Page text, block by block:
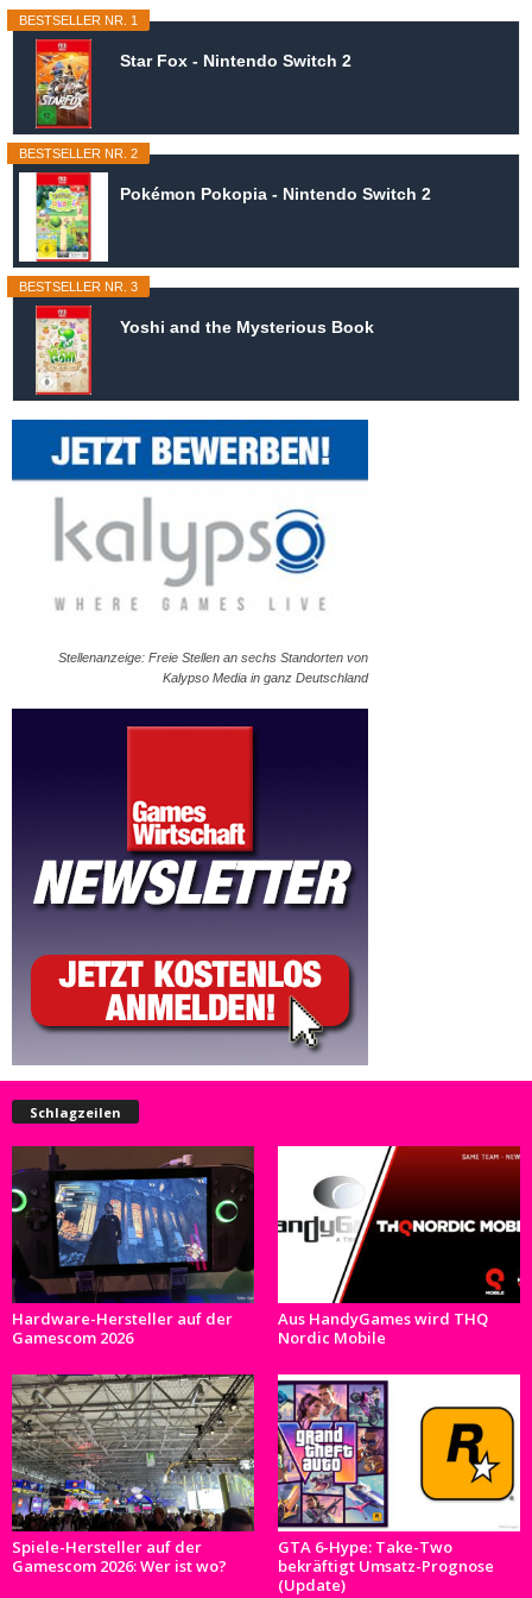
BESTSELLER NR. 1
Star Fox - Nintendo Switch 2
BESTSELLER NR. 2
Pokémon Pokopia - Nintendo Switch 2
BESTSELLER NR. 3
Yoshi and the Mysterious Book
Stellenanzeige: Freie Stellen an sechs Standorten von
Kalypso Media in ganz Deutschland
Schlagzeilen
Hardware-Hersteller auf der
Gamescom 2026
Aus HandyGames wird THQ
Nordic Mobile
Spiele-Hersteller auf der
Gamescom 2026: Wer ist wo?
GTA 6-Hype: Take-Two
bekräftigt Umsatz-Prognose
(Update)